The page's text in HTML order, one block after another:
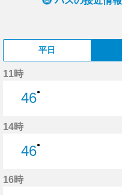
平日
11時
46●
14時
46●
16時